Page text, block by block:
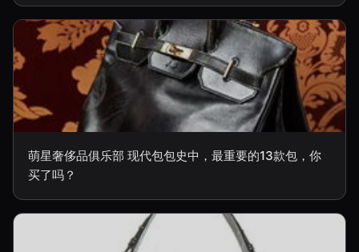
萌星奢侈品俱乐部 现代包包史中，最重要的13款包，你
买了吗？